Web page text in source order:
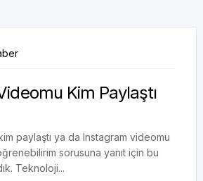
Kim Paylaştı
paylaştı ya da Instagram videomu
sorusuna yanıt için bu
Teknoloji...